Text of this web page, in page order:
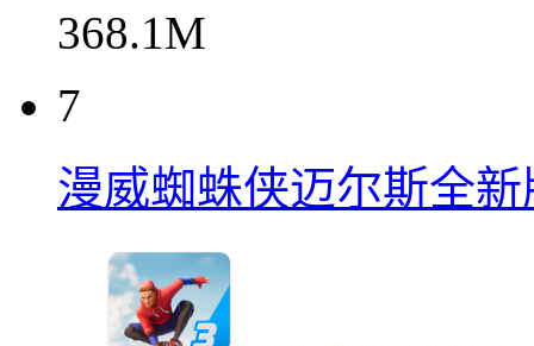
368.1M
7
漫威蜘蛛侠迈尔斯全